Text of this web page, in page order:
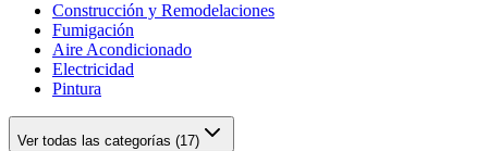
Construcción y Remodelaciones
Fumigación
Aire Acondicionado
Electricidad
Pintura
Ver todas las categorías (17)